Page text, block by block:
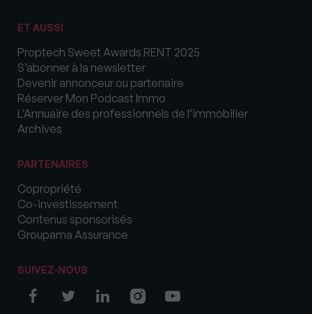
ET AUSSI
Proptech Sweet Awards RENT 2025
S’abonner à la newsletter
Devenir annonceur ou partenaire
Réserver Mon Podcast Immo
L’Annuaire des professionnels de l’immobilier
Archives
PARTENAIRES
Copropriété
Co-investissement
Contenus sponsorisés
Groupama Assurance
SUIVEZ-NOUS